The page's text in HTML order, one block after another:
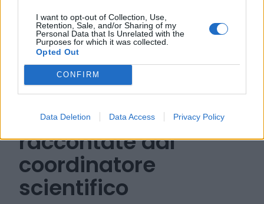
I want to opt-out of Collection, Use,
Retention, Sale, and/or Sharing of my
Personal Data that Is Unrelated with the
Purposes for which it was collected.
Opted Out
CONFIRM
Data Deletion Data Access Privacy Policy
Dal fotovoltaico alla
geotermia, le
tecnologie di MUSA
raccontate dal
coordinatore
scientifico